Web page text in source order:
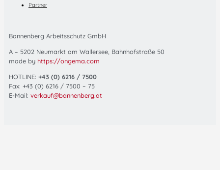
Partner
Bannenberg Arbeitsschutz GmbH
A – 5202 Neumarkt am Wallersee, Bahnhofstraße 50
made by https://ongema.com
HOTLINE: +43 (0) 6216 / 7500
Fax: +43 (0) 6216 / 7500 – 75
E-Mail: verkauf@bannenberg.at